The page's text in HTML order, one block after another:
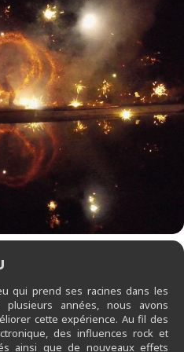
qui prend ses racines dans les
plusieurs années, nous avons
cette expérience. Au fil des
des influences rock et
ainsi que de nouveaux effets